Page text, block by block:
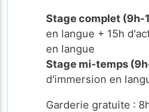
Stage complet (9h-
en langue + 15h
en langue
Stage mi-temps
d'immersion en
Garderie gratuite :